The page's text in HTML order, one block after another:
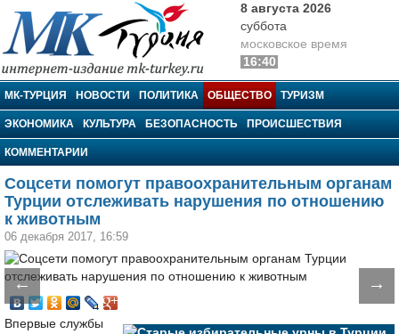
МК-Турция
8 августа 2026
суббота
московское время
16:40
МК-ТУРЦИЯ НОВОСТИ ПОЛИТИКА ОБЩЕСТВО ТУРИЗМ
ЭКОНОМИКА КУЛЬТУРА БЕЗОПАСНОСТЬ ПРОИСШЕСТВИЯ
КОММЕНТАРИИ
Соцсети помогут правоохранительным органам
Турции отслеживать нарушения по отношению
к животным
06 декабря 2017, 16:59
← →
Впервые службы